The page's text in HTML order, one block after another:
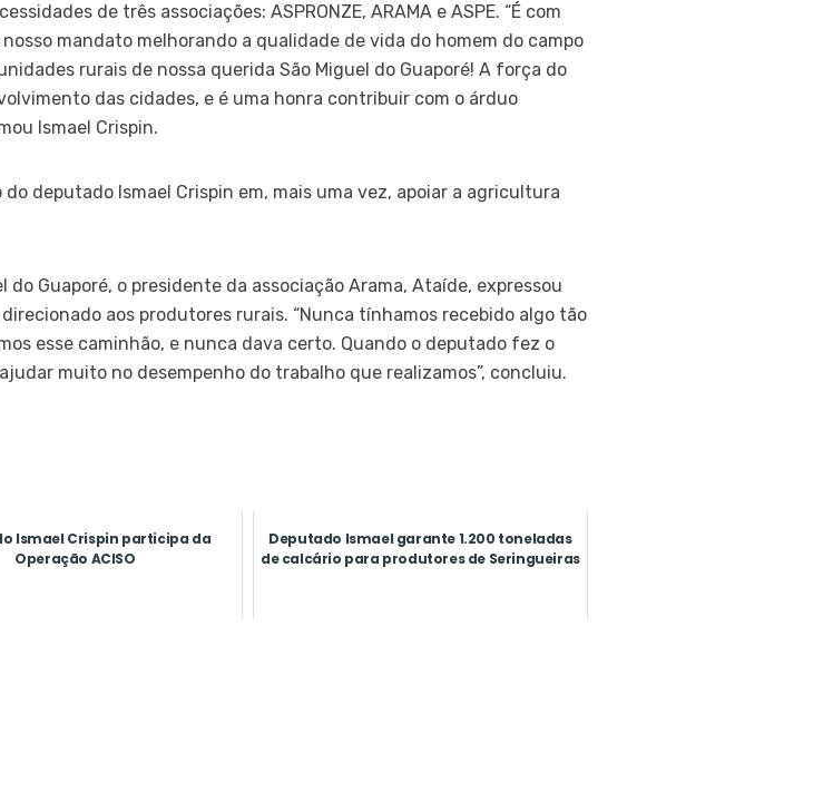
de três associações: ASPRONZE, ARAMA e ASPE. “É com
mandato melhorando a qualidade de vida do homem do campo
rurais de nossa querida São Miguel do Guaporé! A força do
das cidades, e é uma honra contribuir com o árduo
Ismael Crispin.
deputado Ismael Crispin em, mais uma vez, apoiar a agricultura
do Guaporé, o presidente da associação Arama, Ataíde, expressou
aos produtores rurais. “Nunca tínhamos recebido algo tão
esse caminhão, e nunca dava certo. Quando o deputado fez o
muito no desempenho do trabalho que realizamos”, concluiu.
Ismael Crispin participa da
Operação ACISO
Deputado Ismael garante 1.200 toneladas
de calcário para produtores de Seringueiras